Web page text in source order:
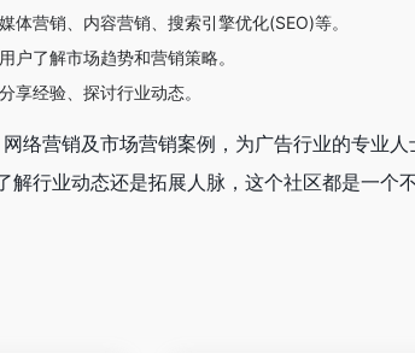
营销、内容营销、搜索引擎优化(SEO)等。
户了解市场趋势和营销策略。
享经验、探讨行业动态。
络营销及市场营销案例，为广告行业的专业人
行业动态还是拓展人脉，这个社区都是一个